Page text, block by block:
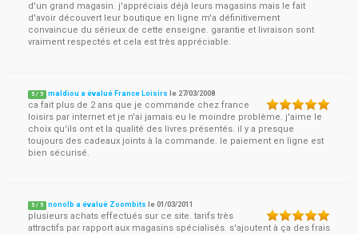
d'un grand magasin. j'appréciais déjà leurs magasins mais le fait
d'avoir découvert leur boutique en ligne m'a définitivement
convaincue du sérieux de cette enseigne. garantie et livraison sont
vraiment respectés et cela est très appréciable.
5 / 5 maldiou a évalué France Loisirs le 27/03/2008
ca fait plus de 2 ans que je commande chez france
loisirs par internet et je n'ai jamais eu le moindre problème. j'aime le
choix qu'ils ont et la qualité des livres présentés. il y a presque
toujours des cadeaux joints à la commande. le paiement en ligne est
bien sécurisé.
5 / 5 nonolb a évalué Zoombits le01/03/2011
plusieurs achats effectués sur ce site. tarifs très
attractifs par rapport aux magasins spécialisés. s'ajoutent à ça des frais